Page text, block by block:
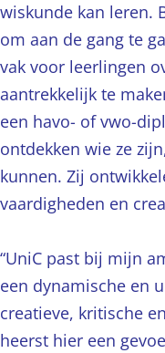
wiskunde kan leren.
om aan de gang te
vak voor leerlingen
aantrekkelijk te
een havo- of vwo-
ontdekken wie ze
kunnen. Zij
vaardigheden en
“UniC past bij mijn
een dynamische en
creatieve, kritische
heerst hier een